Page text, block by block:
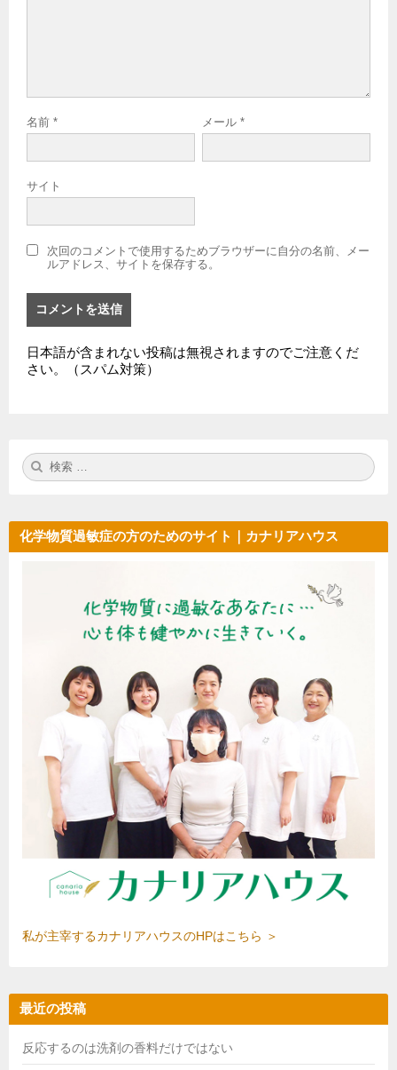
名前 * メール *
サイト
次回のコメントで使用するためブラウザーに自分の名前、メー
ルアドレス、サイトを保存する。
日本語が含まれない投稿は無視されますのでご注意くだ
さい。（スパム対策）
検
索:
化学物質過敏症の方のためのサイト｜カナリアハウス
私が主宰するカナリアハウスのHPはこちら ＞
最近の投稿
反応するのは洗剤の香料だけではない